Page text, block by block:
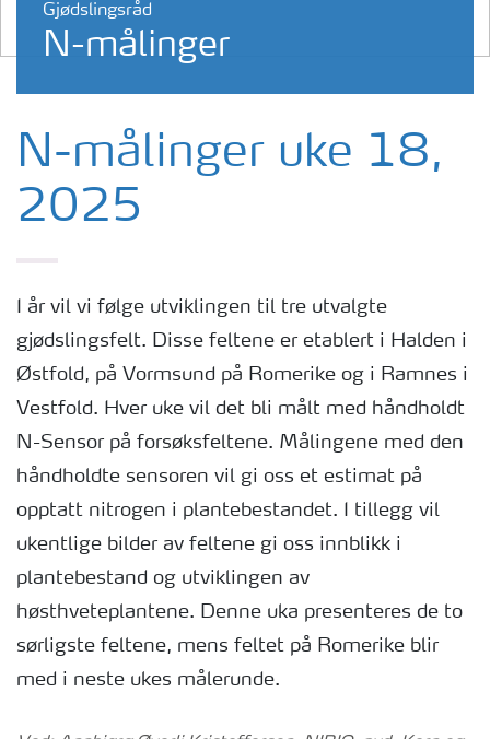
Gjødslingsråd
N-målinger
N-målinger uke 18,
2025
I år vil vi følge utviklingen til tre utvalgte
gjødslingsfelt. Disse feltene er etablert i Halden i
Østfold, på Vormsund på Romerike og i Ramnes i
Vestfold. Hver uke vil det bli målt med håndholdt
N-Sensor på forsøksfeltene. Målingene med den
håndholdte sensoren vil gi oss et estimat på
opptatt nitrogen i plantebestandet. I tillegg vil
ukentlige bilder av feltene gi oss innblikk i
plantebestand og utviklingen av
høsthveteplantene. Denne uka presenteres de to
sørligste feltene, mens feltet på Romerike blir
med i neste ukes målerunde.